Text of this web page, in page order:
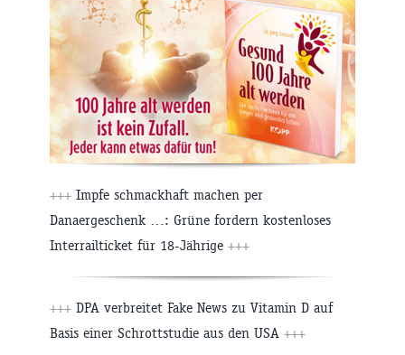
+++ Impfe schmackhaft machen per
Danaergeschenk …: Grüne fordern kostenloses
Interrailticket für 18-Jährige +++
+++ DPA verbreitet Fake News zu Vitamin D auf
Basis einer Schrottstudie aus den USA +++